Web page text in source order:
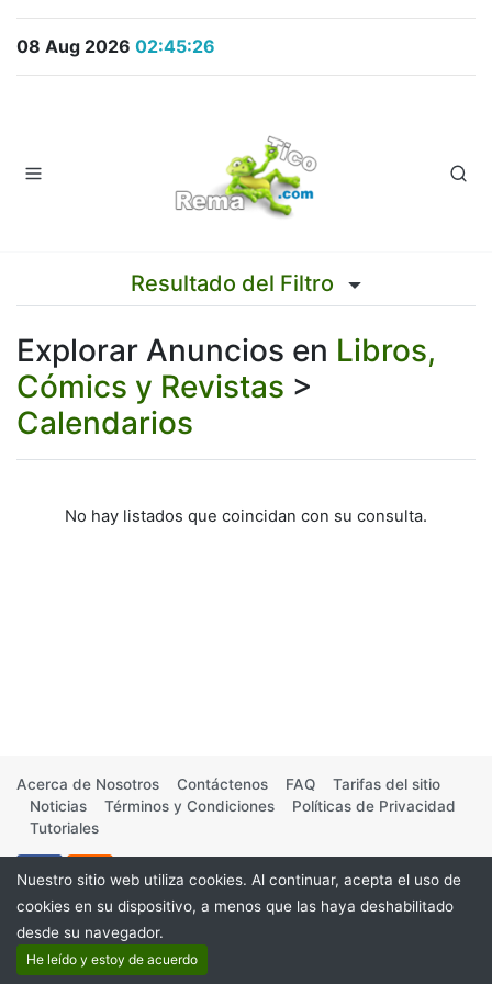
08 Aug 2026 02:45:26
Resultado del Filtro
Explorar Anuncios en Libros,
Cómics y Revistas >
Calendarios
No hay listados que coincidan con su consulta.
Acerca de Nosotros Contáctenos FAQ
Tarifas del sitio
Noticias
Términos y Condiciones
Políticas de Privacidad
Tutoriales
Nuestro sitio web utiliza cookies. Al continuar, acepta el uso de
cookies en su dispositivo, a menos que las haya deshabilitado
desde su navegador.
He leído y estoy de acuerdo